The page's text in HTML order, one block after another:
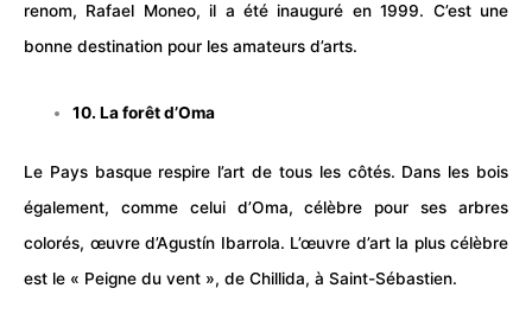
renom, Rafael Moneo, il a été inauguré en 1999. C’est une
bonne destination pour les amateurs d’arts.
10. La forêt d’Oma
Le Pays basque respire l’art de tous les côtés. Dans les bois
également, comme celui d’Oma, célèbre pour ses arbres
colorés, œuvre d’Agustín Ibarrola. L’œuvre d’art la plus célèbre
est le « Peigne du vent », de Chillida, à Saint-Sébastien.